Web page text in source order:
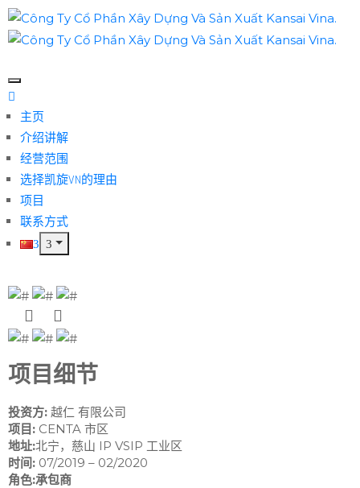
主页
介绍讲解
经营范围
选择凯旋VN的理由
项目
联系方式
项目细节
投资方: 越仁 有限公司
项目: CENTA 市区
地址:北宁，慈山 IP VSIP 工业区
时间: 07/2019 – 02/2020
角色:承包商